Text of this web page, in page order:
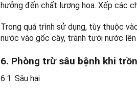
hưởng đến chất lượng hoa. Xếp các
Trong quá trình sử dụng, tùy thuộc
nước vào gốc cây, tránh tưới nước
6. Phòng trừ sâu bệnh khi
6.1. Sâu hại